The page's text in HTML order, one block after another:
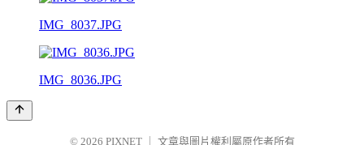
IMG_8037.JPG
IMG_8036.JPG
© 2026 PIXNET 文章與圖片權利屬原作者所有